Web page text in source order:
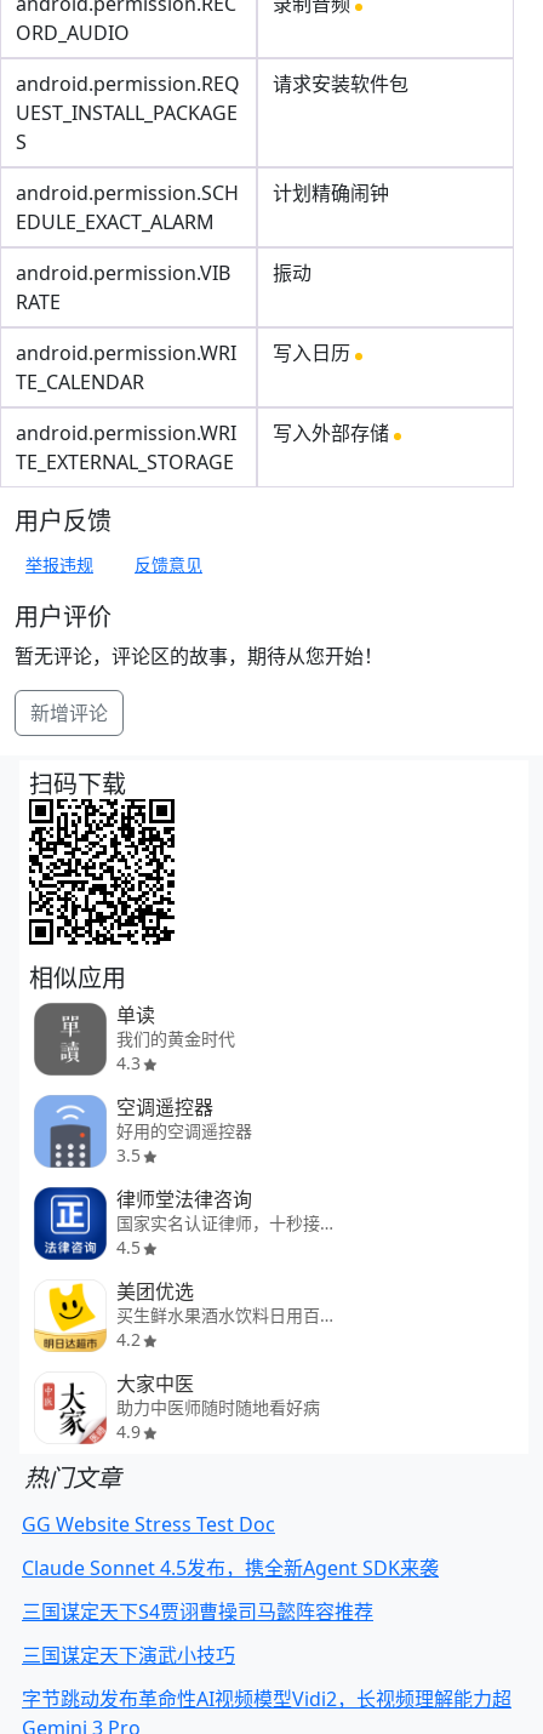
ORD_AUDIO
android.permission.REQ
UEST_INSTALL_PACKAGE
S
请求安装软件包
android.permission.SCH
EDULE_EXACT_ALARM
计划精确闹钟
android.permission.VIB
RATE
振动
android.permission.WRI
TE_CALENDAR
写入日历
android.permission.WRI
TE_EXTERNAL_STORAGE
写入外部存储
用户反馈
举报违规 反馈意见
用户评价
暂无评论，评论区的故事，期待从您开始！
新增评论
扫码下载
相似应用
单读
我们的黄金时代
4.3
空调遥控器
好用的空调遥控器
3.5
律师堂法律咨询
国家实名认证律师，十秒接通
4.5
美团优选
买生鲜水果酒水饮料日用百货
4.2
大家中医
助力中医师随时随地看好病
4.9
热门文章
GG Website Stress Test Doc
Claude Sonnet 4.5发布，携全新Agent SDK来袭
三国谋定天下S4贾诩曹操司马懿阵容推荐
三国谋定天下演武小技巧
字节跳动发布革命性AI视频模型Vidi2，长视频理解能力超
Gemini 3 Pro